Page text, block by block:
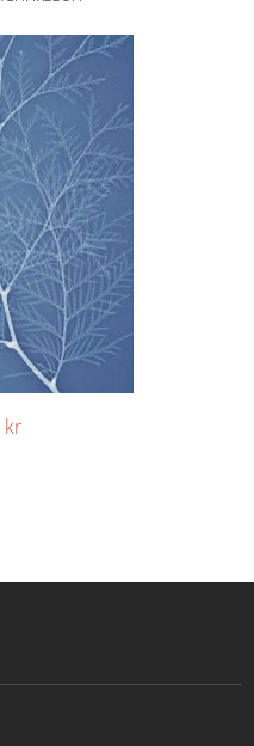
kr